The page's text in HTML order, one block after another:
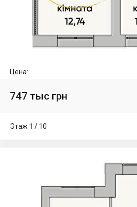
Цена:
747 тыс грн
Этаж 1 / 10